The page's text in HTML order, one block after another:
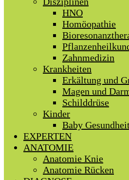
HNO
Homöopathie
Zahnmedizin
Krankheiten
Erkältung und
Magen und
Schilddrüse
Kinder
Baby Gesundheit
EXPERTEN
ANATOMIE
Anatomie Knie
Anatomie Rücken